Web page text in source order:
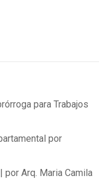
para Trabajos
por
por Arq. Maria Camila